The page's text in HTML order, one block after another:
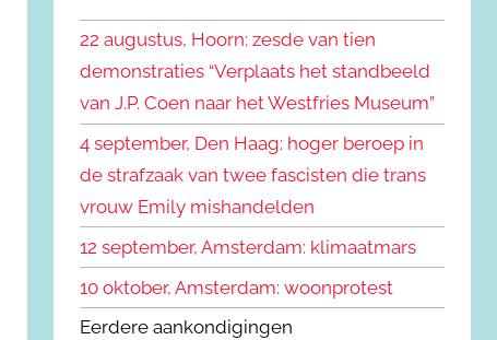
n
a
a
r
:
n
22 augustus, Hoorn: zesde van tien
demonstraties “Verplaats het standbeeld
van J.P. Coen naar het Westfries Museum”
4 september, Den Haag: hoger beroep in
de strafzaak van twee fascisten die trans
vrouw Emily mishandelden
12 september, Amsterdam: klimaatmars
10 oktober, Amsterdam: woonprotest
Eerdere aankondigingen